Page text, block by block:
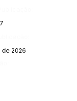
de 2026